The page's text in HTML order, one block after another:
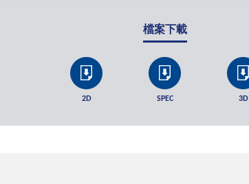
檔案下載
2D SPEC 3D